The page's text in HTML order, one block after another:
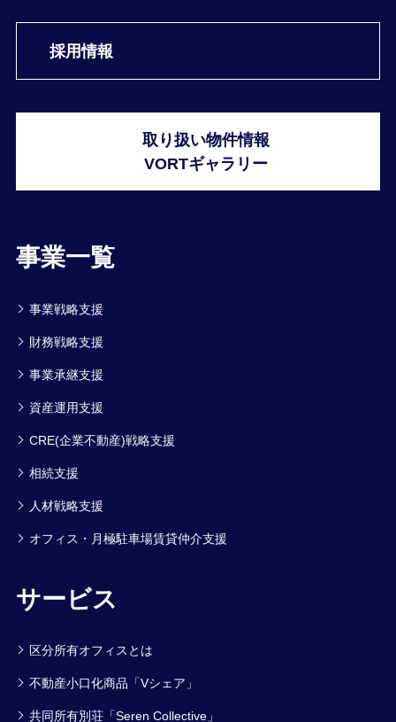
採用情報
事業一覧
事業戦略支援
財務戦略支援
事業承継支援
資産運用支援
CRE(企業不動産)戦略支援
相続支援
人材戦略支援
オフィス・月極駐車場賃貸仲介支援
サービス
区分所有オフィスとは
不動産小口化商品「Vシェア」
共同所有別荘「Seren Collective」
取り扱い物件情報
VORTギャラリー